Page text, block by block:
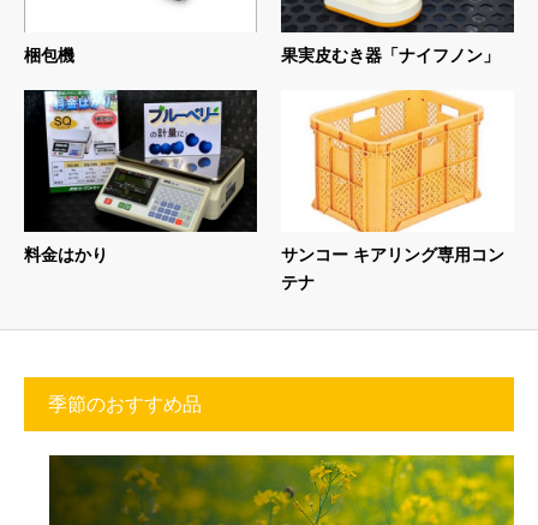
梱包機 果実皮むき器「ナイフノン」
料金はかり
サンコー キアリング専用コン
テナ
季節のおすすめ品